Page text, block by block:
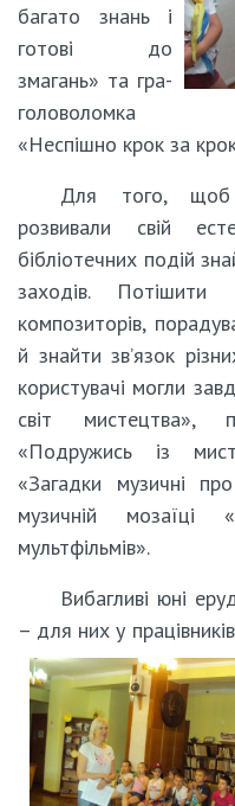
багато знань і
готові до
змагань» та гра-
головоломка
«Неспішно крок за
Для того, щоб
розвивали свій
бібліотечних подій
заходів. Потішити
композиторів,
й знайти зв’язок
користувачі могли
світ мистецтва»,
«Подружись із
«Загадки музичні
музичній мозаїці
мультфільмів».
Вибагливі юні
– для них у